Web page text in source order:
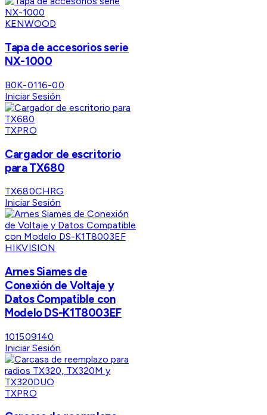
KENWOOD
Tapa de accesorios serie
NX-1000
B0K-0116-00
Iniciar Sesión
TXPRO
Cargador de escritorio
para TX680
TX680CHRG
Iniciar Sesión
HIKVISION
Arnes Siames de
Conexión de Voltaje y
Datos Compatible con
Modelo DS-K1T8003EF
101509140
Iniciar Sesión
TXPRO